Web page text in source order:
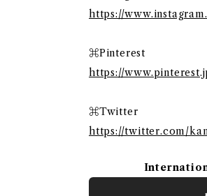
https://
⌘Pinterest
https://
⌘Twitter
https://twitter.com/